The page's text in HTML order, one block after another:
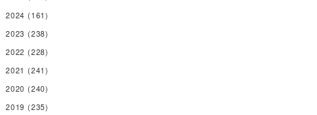
2024 (161)
2023 (238)
2022 (228)
2021 (241)
2020 (240)
2019 (235)